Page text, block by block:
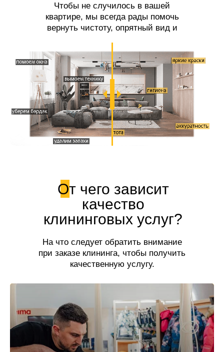
Чтобы не случилось в вашей
квартире, мы всегда рады помочь
вернуть чистоту, опрятный вид и
От чего зависит
качество
клининговых услуг?
На что следует обратить внимание
при заказе клининга, чтобы получить
качественную услугу.